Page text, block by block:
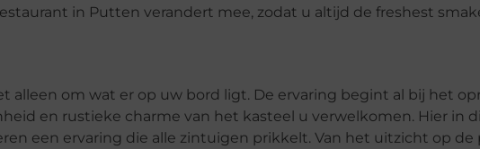
in Putten verandert mee, zodat u altijd de freshest
alleen om wat er op uw bord ligt. De ervaring begint al bij het
en rustieke charme van het kasteel u verwelkomen. Hier in
een ervaring die alle zintuigen prikkelt. Van het uitzicht op de